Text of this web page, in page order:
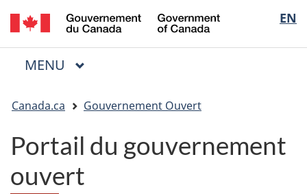
Passer
au
contenu
Passer
à
« Au
Passer
à
la
EN
of
Menu
MENU PRINCIPAL
êtes
ici
Canada.ca Gouvernement Ouvert
Portail du gouvernement
ouvert